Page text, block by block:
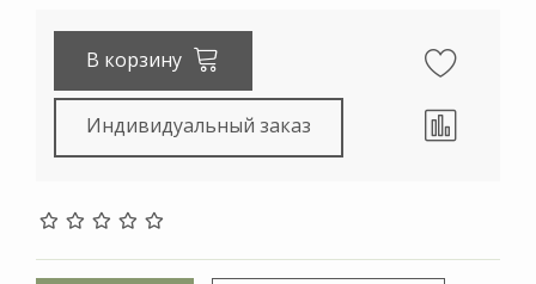
В корзину
Индивидуальный заказ